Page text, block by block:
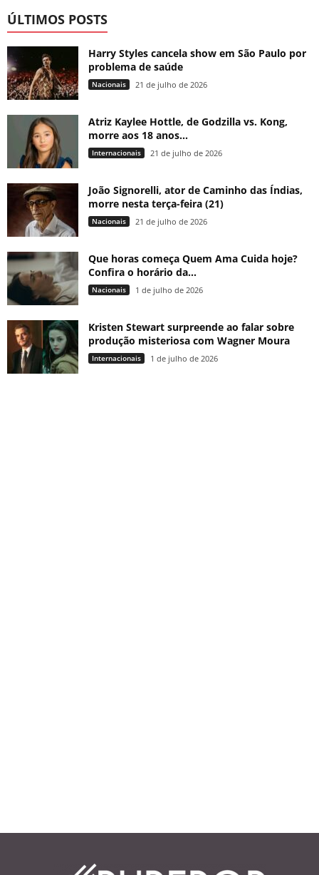
ÚLTIMOS POSTS
Harry Styles cancela show em São Paulo por
problema de saúde
Nacionais 21 de julho de 2026
Atriz Kaylee Hottle, de Godzilla vs. Kong,
morre aos 18 anos...
Internacionais 21 de julho de 2026
João Signorelli, ator de Caminho das Índias,
morre nesta terça-feira (21)
Nacionais 21 de julho de 2026
Que horas começa Quem Ama Cuida hoje?
Confira o horário da...
Nacionais 1 de julho de 2026
Kristen Stewart surpreende ao falar sobre
produção misteriosa com Wagner Moura
Internacionais 1 de julho de 2026